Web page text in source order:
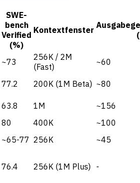
SWE-
bench
Verified
(%)
Kontextfenster
~73
256K / 2M
(Fast)
~60
77.2 200K (1M Beta) ~80
63.8 1M
~156
80 400K
~100
~65-77 256K ~45
76.4 256K (1M Plus) -